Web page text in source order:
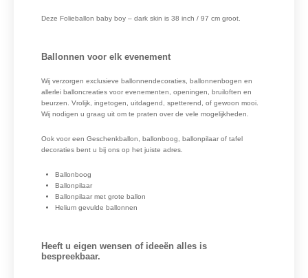
Deze Folieballon baby boy – dark skin is 38 inch / 97 cm groot.
Ballonnen voor elk evenement
Wij verzorgen exclusieve ballonnendecoraties, ballonnenbogen en
allerlei balloncreaties voor evenementen, openingen, bruiloften en
beurzen. Vrolijk, ingetogen, uitdagend, spetterend, of gewoon mooi.
Wij nodigen u graag uit om te praten over de vele mogelijkheden.
Ook voor een Geschenkballon, ballonboog, ballonpilaar of tafel
decoraties bent u bij ons op het juiste adres.
Ballonboog
Ballonpilaar
Ballonpilaar met grote ballon
Helium gevulde ballonnen
Heeft u eigen wensen of ideeën alles is
bespreekbaar.